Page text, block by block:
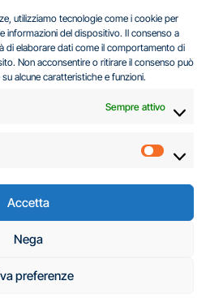
utilizziamo tecnologie come i cookie per
informazioni del dispositivo. Il consenso a
di elaborare dati come il comportamento di
Non acconsentire o ritirare il consenso può
alcune caratteristiche e funzioni.
Sempre attivo
Accetta
Nega
preferenze
Italus © Tutti i diritti riservati
– Centro
Studi Italus